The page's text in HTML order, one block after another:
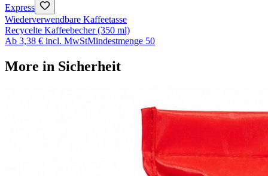
Express
Wiederverwendbare Kaffeetasse
Recycelte Kaffeebecher (350 ml)
Ab 3,38 € incl. MwStMindestmenge 50
More in Sicherheit